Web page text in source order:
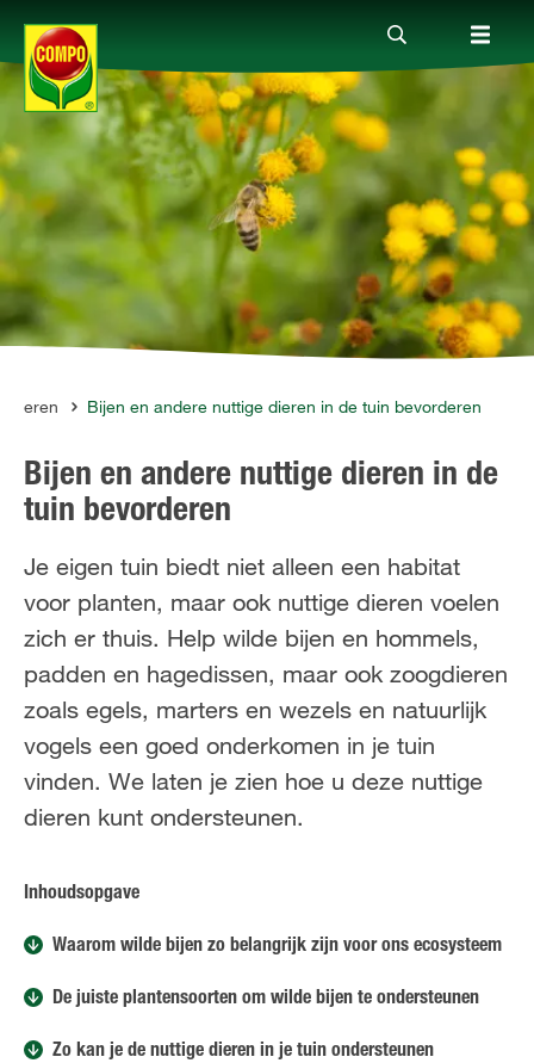
Advies
Thema's
Tot je dienst
Onderneming
Bijen en andere nuttige dieren in de tuin bevorderen
Bijen en andere nuttige dieren in de
tuin bevorderen
Je eigen tuin biedt niet alleen een habitat
voor planten, maar ook nuttige dieren voelen
zich er thuis. Help wilde bijen en hommels,
padden en hagedissen, maar ook zoogdieren
zoals egels, marters en wezels en natuurlijk
vogels een goed onderkomen in je tuin
vinden. We laten je zien hoe u deze nuttige
dieren kunt ondersteunen.
Inhoudsopgave
Waarom wilde bijen zo belangrijk zijn voor ons ecosysteem
De juiste plantensoorten om wilde bijen te ondersteunen
Zo kan je de nuttige dieren in je tuin ondersteunen